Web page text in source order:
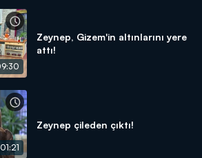
Zeynep, Gizem'in altınlarını yere
attı!
Zeynep çileden çıktı!